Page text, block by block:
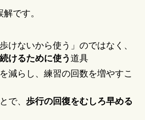
です。
けないから使う」のではなく、
けるために使う 道具
減らし、練習の回数を増やすこ
で、 歩行の回復をむしろ早める